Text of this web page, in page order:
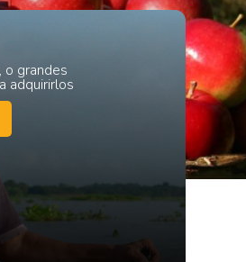
o grandes
adquirirlos